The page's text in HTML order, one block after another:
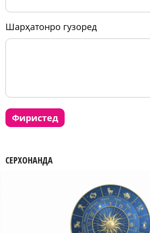
шарҳатонро гузоред
фиристед
СЕРХОНАНДА